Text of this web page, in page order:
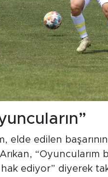
elde edilen
hak ediyor” diyerek